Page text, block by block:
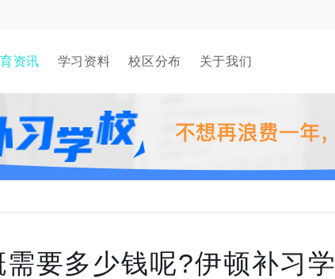
资讯 学习资料 校区分布 关于我们
要多少钱呢?伊顿补习学